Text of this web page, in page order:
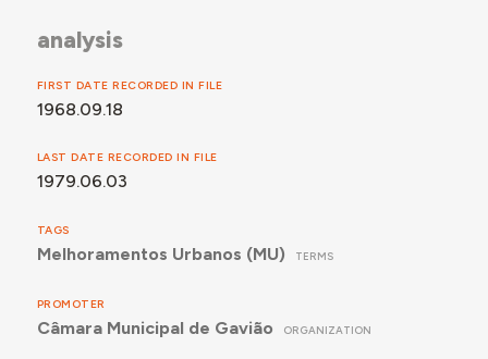
analysis
FIRST DATE RECORDED IN FILE
1968.09.18
LAST DATE RECORDED IN FILE
1979.06.03
TAGS
Melhoramentos Urbanos (MU) TERMS
PROMOTER
Câmara Municipal de Gavião ORGANIZATION